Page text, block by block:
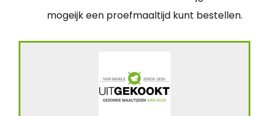
mogeijk een proefmaaltijd kunt bestellen.